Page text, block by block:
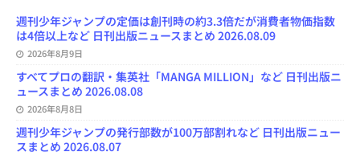
o
k
y
o
n
s
e
C
h
n
週刊少年ジャンプの定価は創刊時の約3.3倍だが消費者物価指数
は4倍以上など 日刊出版ニュースまとめ 2026.08.09
2026年8月9日
すべてプロの翻訳・集英社「MANGA MILLION」など 日刊出版ニ
ュースまとめ 2026.08.08
2026年8月8日
週刊少年ジャンプの発行部数が100万部割れなど 日刊出版ニュー
スまとめ 2026.08.07